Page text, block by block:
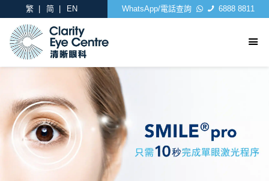
繁 简 EN WhatsApp/電話查詢 6888 8811